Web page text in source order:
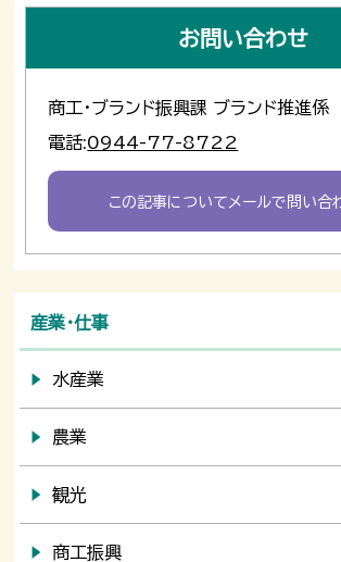
お問い合わせ
商工・ブランド振興課 ブランド推進係
電話:0944-77-8722
この記事についてメールで問い合
産業・仕事
水産業
農業
観光
商工振興